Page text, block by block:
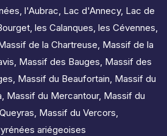
, l'Aubrac, Lac d'Annecy, Lac de
, les Calanques, les Cévennes,
de la Chartreuse, Massif de la
, Massif des Bauges, Massif des
, Massif du Beaufortain, Massif du
, Massif du Mercantour, Massif du
, Massif du Vercors,
ariégeoises